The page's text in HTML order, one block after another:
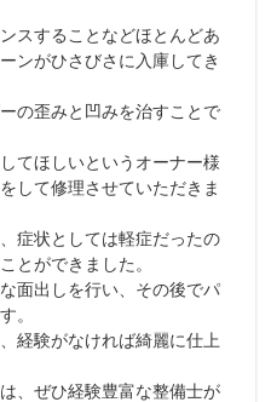
スすることなどほとんどあ
ンがひさびさに入庫してき
の歪みと凹みを治すことで
てほしいというオーナー様
して修理させていただきま
症状としては軽症だったの
とができました。
面出しを行い、その後でパ
。
経験がなければ綺麗に仕上
、ぜひ経験豊富な整備士が